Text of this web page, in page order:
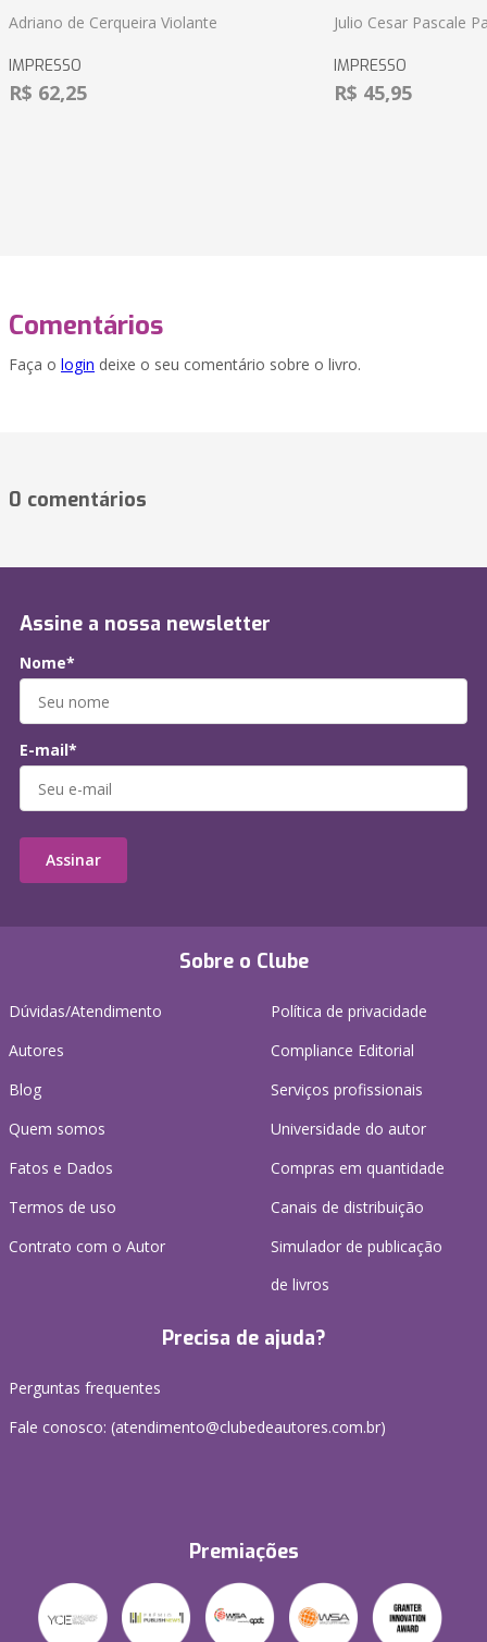
Adriano de Cerqueira Violante
IMPRESSO
R$ 62,25
Julio Cesar Pascale
IMPRESSO
R$ 45,95
Comentários
Faça o login deixe o seu comentário sobre o livro.
0 comentários
Sobre o Clube
Dúvidas/Atendimento
Autores
Blog
Quem somos
Fatos e Dados
Termos de uso
Contrato com o Autor
Política de privacidade
Compliance Editorial
Serviços profissionais
Universidade do autor
Compras em quantidade
Canais de distribuição
Simulador de publicação
de livros
Precisa de ajuda?
Perguntas frequentes
Fale conosco: (atendimento@clubedeautores.com.br)
Premiações
Assine a nossa newsletter
Nome*
E-mail*
Assinar